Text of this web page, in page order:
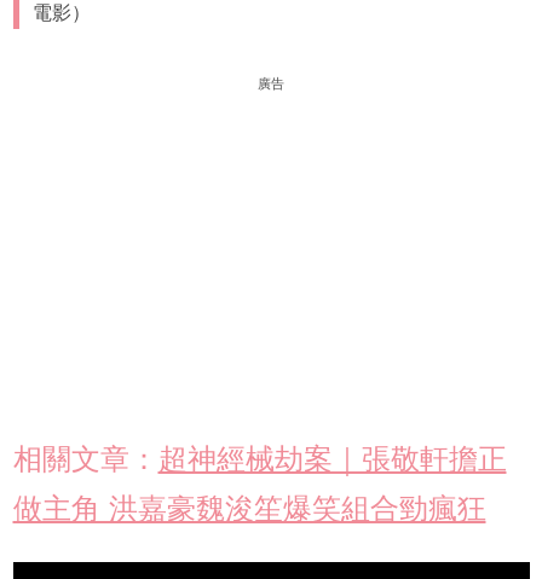
電影）
廣告
相關文章： 超神經械劫案｜張敬軒擔正
做主角 洪嘉豪魏浚笙爆笑組合勁瘋狂